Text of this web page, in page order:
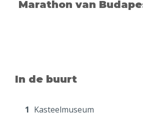
Marathon van
In de buurt
1 Kasteelmuseum